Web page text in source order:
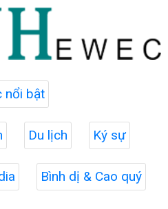
nổi bật
Du lịch Ký sự
Bình dị & Cao quý